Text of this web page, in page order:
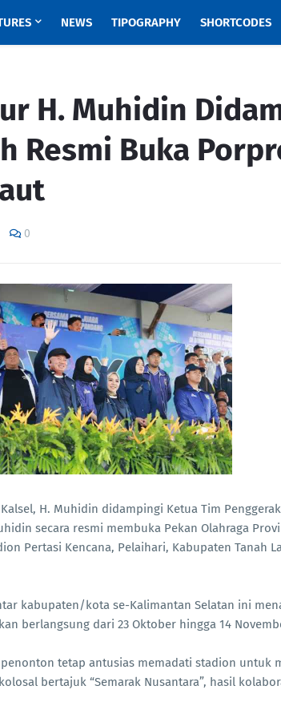
NEWS TIPOGRAPHY SHORTCODES
H. Muhidin
Resmi Buka
0
H. Muhidin didampingi Ketua Tim
secara resmi membuka Pekan Olahraga
Pertasi Kencana, Pelaihari, Kabupaten Tanah
kabupaten/kota se-Kalimantan Selatan ini
berlangsung dari 23 Oktober hingga 14
tetap antusias memadati stadion untuk
bertajuk “Semarak Nusantara”, hasil